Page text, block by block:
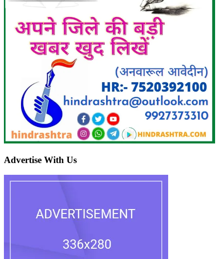
Advertise With Us